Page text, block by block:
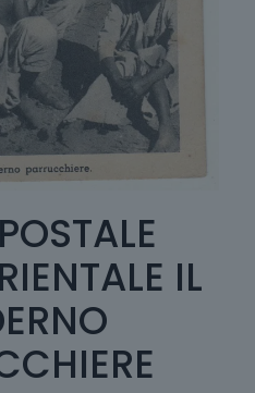
IL